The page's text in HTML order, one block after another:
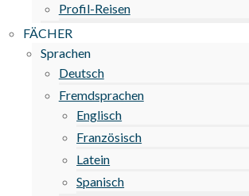
Profil-Reisen
FÄCHER
Sprachen
Deutsch
Fremdsprachen
Englisch
Französisch
Latein
Spanisch